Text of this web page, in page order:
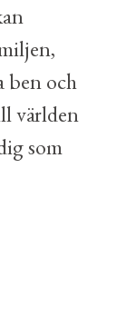
ben och
världen
som